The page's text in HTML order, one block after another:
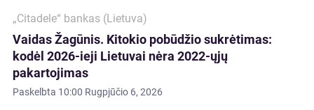
„Citadele“ bankas (Lietuva)
Vaidas Žagūnis. Kitokio pobūdžio sukrėtimas:
kodėl 2026-ieji Lietuvai nėra 2022-ųjų
pakartojimas
Paskelbta 10:00 Rugpjūčio 6, 2026